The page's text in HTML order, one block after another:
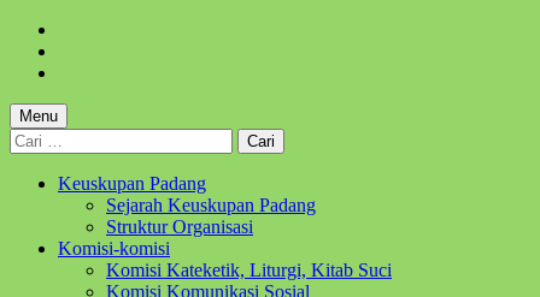
content
footer
Menu
Cari
untuk:
Keuskupan Padang
Sejarah Keuskupan Padang
Struktur Organisasi
Komisi-komisi
Komisi Kateketik, Liturgi, Kitab Suci
Komisi Komunikasi Sosial